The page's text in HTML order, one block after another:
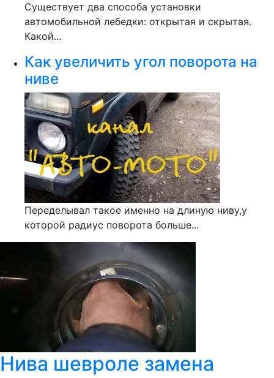
Существует два способа установки
автомобильной лебедки: открытая и скрытая.
Какой...
Как увеличить угол поворота на
ниве
Переделывал такое именно на длиную ниву,у
которой радиус поворота больше...
Нива шевроле замена